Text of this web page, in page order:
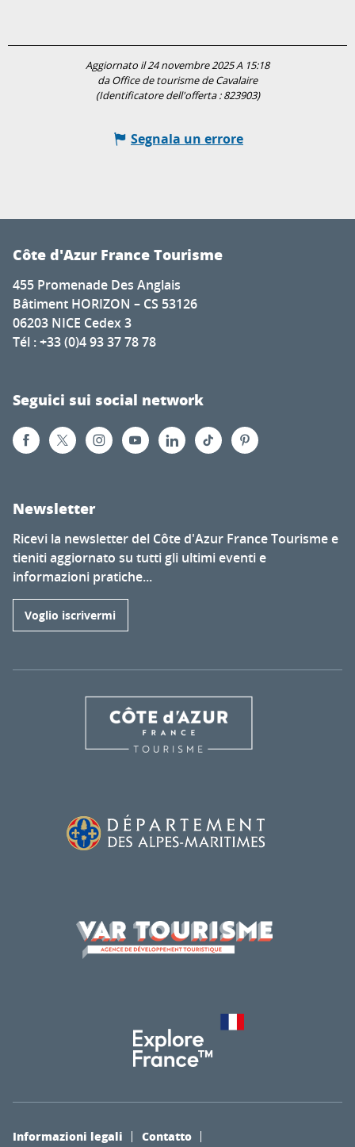
Aggiornato il 24 novembre 2025 A 15:18
da Office de tourisme de Cavalaire
(Identificatore dell'offerta :823903)
Segnala un errore
Côte d'Azur France Tourisme
455 Promenade Des Anglais
Bâtiment HORIZON – CS 53126
06203 NICE Cedex 3
Tél : +33 (0)4 93 37 78 78
Seguici sui social network
Newsletter
Ricevi la newsletter del Côte d'Azur France Tourisme e
tieniti aggiornato su tutti gli ultimi eventi e
informazioni pratiche...
Voglio iscrivermi
Informazioni legali
Contatto